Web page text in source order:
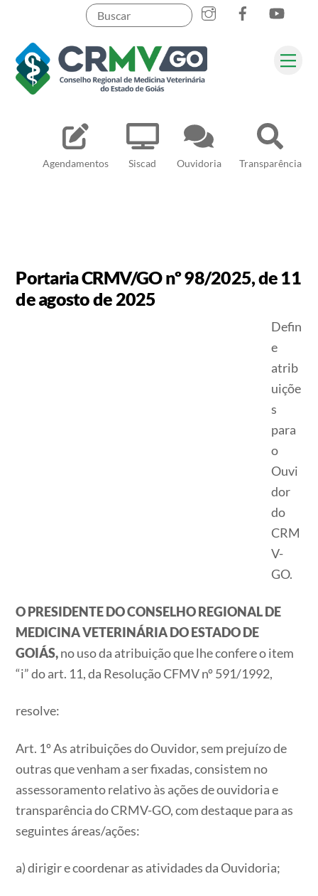
content
Agendamentos Siscad Ouvidoria Transparência
Pesquisar
Portaria CRMV/GO nº 98/2025, de 11
de agosto de 2025
Defin
e
atrib
uiçõe
s
para
o
Ouvi
dor
do
CRM
V-
GO.
O PRESIDENTE DO CONSELHO REGIONAL DE
MEDICINA VETERINÁRIA DO ESTADO DE
GOIÁS,no uso da atribuição que lhe confere o item
“i” do art. 11, da Resolução CFMV nº 591/1992,
resolve:
Art. 1º As atribuições do Ouvidor, sem prejuízo de
outras que venham a ser fixadas, consistem no
assessoramento relativo às ações de ouvidoria e
transparência do CRMV-GO, com destaque para as
seguintes áreas/ações:
a) dirigir e coordenar as atividades da Ouvidoria;